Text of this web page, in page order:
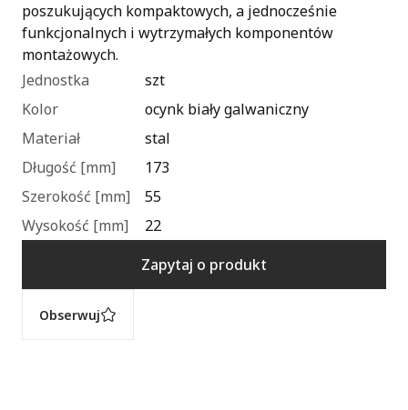
poszukujących kompaktowych, a jednocześnie
funkcjonalnych i wytrzymałych komponentów
montażowych.
Jednostka
szt
Kolor
ocynk biały galwaniczny
Materiał
stal
Długość [mm]
173
Szerokość [mm]
55
Wysokość [mm]
22
Zapytaj o produkt
Obserwuj